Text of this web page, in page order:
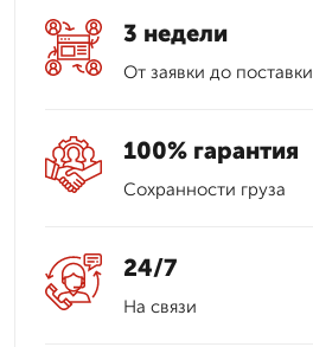
3 недели
От заявки до поставки
100% гарантия
Сохранности груза
24/7
На связи